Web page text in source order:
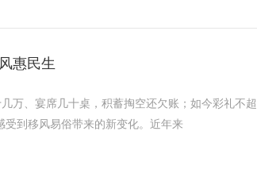
惠民生
万、宴席几十桌，积蓄掏空还欠账；如今彩礼不
到移风易俗带来的新变化。近年来